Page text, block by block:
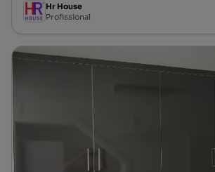
Hr House
Profissional